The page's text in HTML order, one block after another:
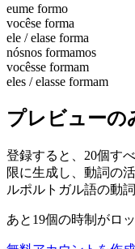
eume formo
vocêse forma
ele / elase forma
nósnos formamos
vocêsse formam
eles / elasse formam
プレビューの
登録すると、20個す
限に生成し、動詞の
ルポルトガル語の動
あと19個の時制がロ